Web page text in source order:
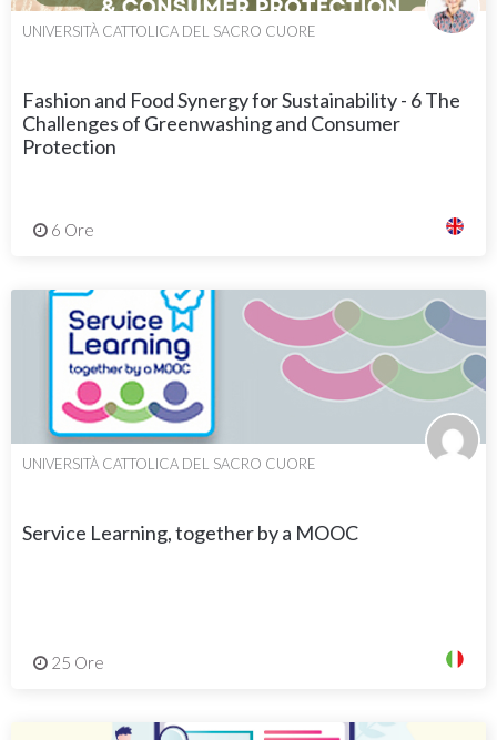
UNIVERSITÀ CATTOLICA DEL SACRO CUORE
Fashion and Food Synergy for Sustainability - 6 The
Challenges of Greenwashing and Consumer
Protection
6 Ore
UNIVERSITÀ CATTOLICA DEL SACRO CUORE
Service Learning, together by a MOOC
25 Ore